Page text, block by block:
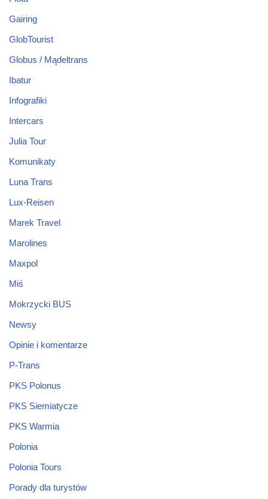
Gairing
GlobTourist
Globus / Mądeltrans
Ibatur
Infografiki
Intercars
Julia Tour
Komunikaty
Luna Trans
Lux-Reisen
Marek Travel
Marolines
Maxpol
Miś
Mokrzycki BUS
Newsy
Opinie i komentarze
P-Trans
PKS Polonus
PKS Siemiatycze
PKS Warmia
Polonia
Polonia Tours
Porady dla turystów